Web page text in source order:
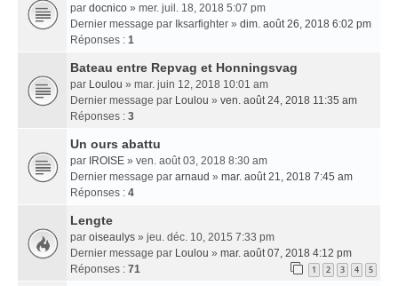
par docnico » mer. juil. 18, 2018 5:07 pm
Dernier message par Iksarfighter » dim. août 26, 2018 6:02 pm
Réponses : 1
Bateau entre Repvag et Honningsvag
par Loulou » mar. juin 12, 2018 10:01 am
Dernier message par Loulou » ven. août 24, 2018 11:35 am
Réponses : 3
Un ours abattu
par IROISE » ven. août 03, 2018 8:30 am
Dernier message par arnaud » mar. août 21, 2018 7:45 am
Réponses : 4
Lengte
par oiseaulys » jeu. déc. 10, 2015 7:33 pm
Dernier message par Loulou » mar. août 07, 2018 4:12 pm
Réponses : 71 1 2 3 4 5